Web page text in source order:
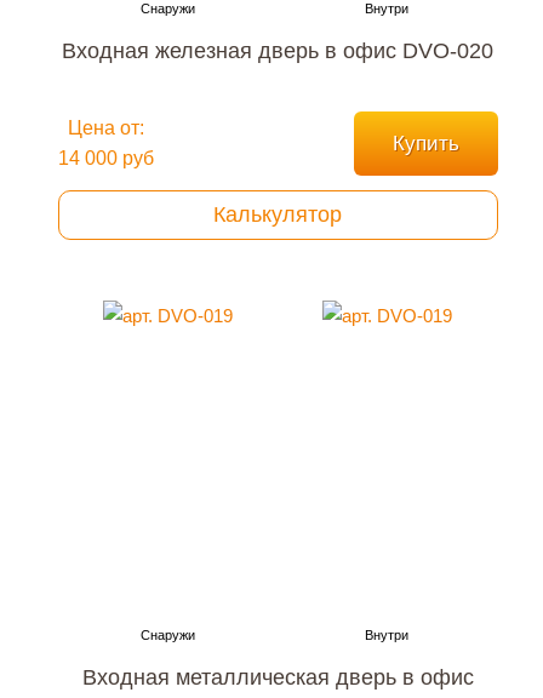
Входная железная дверь в офис DVO-020
Цена от:
14 000 руб
Купить
Калькулятор
Входная металлическая дверь в офис